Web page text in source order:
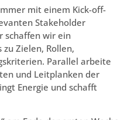
mit einem Kick-off-
Stakeholder
schaffen wir ein
Zielen, Rollen,
Parallel arbeite
und Leitplanken der
Energie und schafft